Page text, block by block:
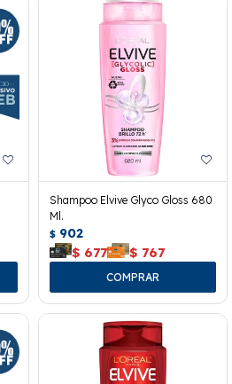
Shampoo Elvive Glyco Gloss 680
Ml.
$ 902
$ 677 $ 767